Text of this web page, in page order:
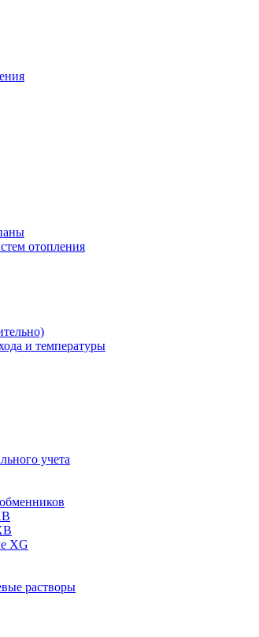
отопления
и температуры
учета
ХG
растворы